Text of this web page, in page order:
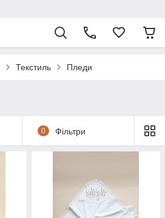
Текстиль Пледи
0 Фільтри